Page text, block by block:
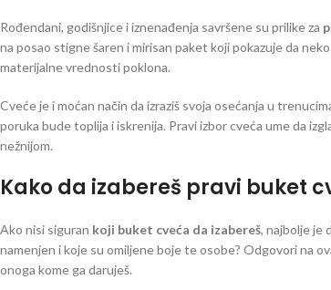
Rođendani, godišnjice i iznenađenja savršene su prilike za
na posao stigne šaren i mirisan paket koji pokazuje da
materijalne vrednosti poklona.
Cveće je i moćan način da izraziš svoja osećanja u
poruka bude toplija i iskrenija. Pravi izbor cveća ume da
nežnijom.
Kako da izabereš pravi buket
Ako nisi siguran koji buket cveća da izabereš, najbolje je
namenjen i koje su omiljene boje te osobe? Odgovori na
onoga kome ga daruješ.